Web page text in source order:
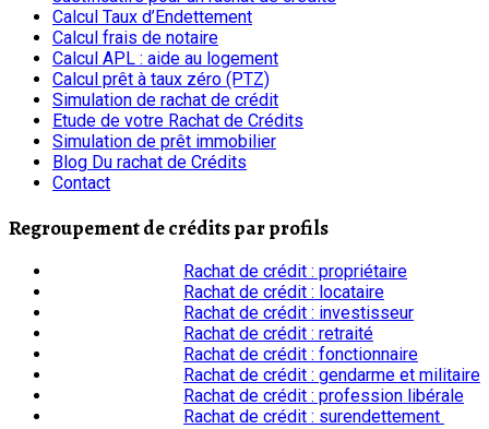
Calcul Taux d’Endettement
Calcul frais de notaire
Calcul APL : aide au logement
Calcul prêt à taux zéro (PTZ)
Simulation de rachat de crédit
Etude de votre Rachat de Crédits
Simulation de prêt immobilier
Blog Du rachat de Crédits
Contact
Regroupement de crédits par profils
Rachat de crédit : propriétaire
Rachat de crédit : locataire
Rachat de crédit : investisseur
Rachat de crédit : retraité
Rachat de crédit : fonctionnaire
Rachat de crédit : gendarme et militaire
Rachat de crédit : profession libérale
Rachat de crédit : surendettement